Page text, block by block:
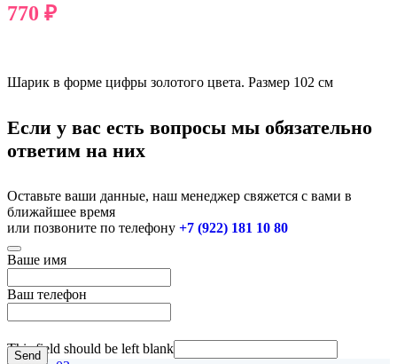
770 ₽
Шарик в форме цифры золотого цвета. Размер 102 см
Если у вас есть вопросы мы обязательно
ответим на них
Оставьте ваши данные, наш менеджер свяжется с вами в
ближайшее время
или позвоните по телефону +7 (922) 181 10 80
Ваше имя
Ваш телефон
Send
This field should be left blank